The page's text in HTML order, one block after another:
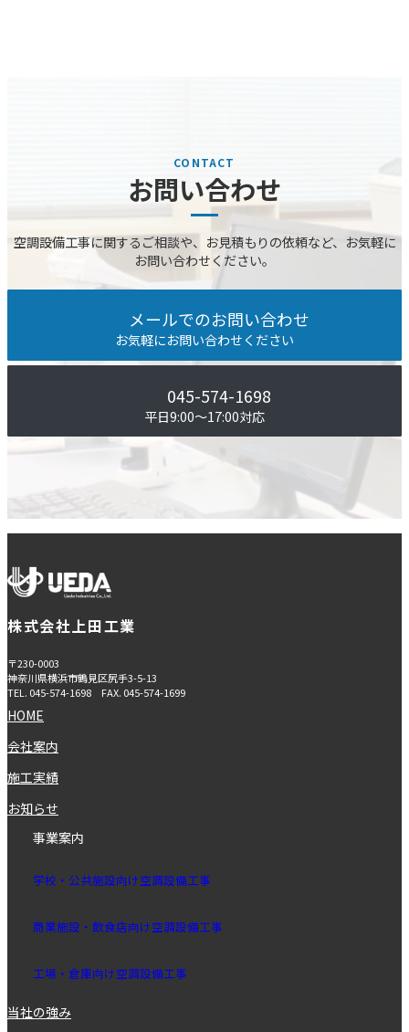
お問い合わせ
空調設備⼯事に関するご相談や、お⾒積もりの依頼など、お気軽に
お問い合わせください。
メールでのお問い合わせ
お気軽にお問い合わせください
045-574-1698
平⽇9:00〜17:00対応
株式会社上田工業
〒230-0003
神奈川県横浜市鶴見区尻手3-5-13
TEL. 045-574-1698 FAX. 045-574-1699
HOME
会社案内
施工実績
お知らせ
事業案内
学校・公共施設向け空調設備⼯事
商業施設・飲⾷店向け空調設備⼯事
⼯場・倉庫向け空調設備⼯事
当社の強み